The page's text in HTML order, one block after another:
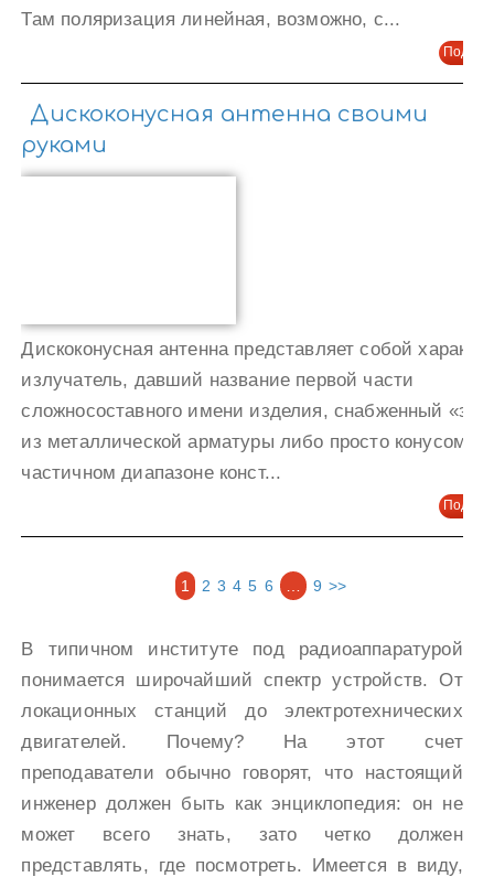
Там поляризация линейная, возможно, с...
Дискоконусная антенна своими
руками
Дискоконусная антенна представляет собой
излучатель, давший название первой части
сложносоставного имени изделия, снабженный
из металлической арматуры либо просто конусом. В
частичном диапазоне конст...
1 2 3 4 5 6 9 >>
В типичном институте под радиоаппаратурой
понимается широчайший спектр устройств. От
локационных станций до электротехнических
двигателей. Почему? На этот счет
преподаватели обычно говорят, что настоящий
инженер должен быть как энциклопедия: он не
может всего знать, зато четко должен
представлять, где посмотреть. Имеется в виду,